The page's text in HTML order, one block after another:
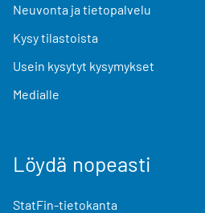
Neuvonta ja tietopalvelu
Kysy tilastoista
Usein kysytyt kysymykset
Medialle
Löydä nopeasti
StatFin-tietokanta